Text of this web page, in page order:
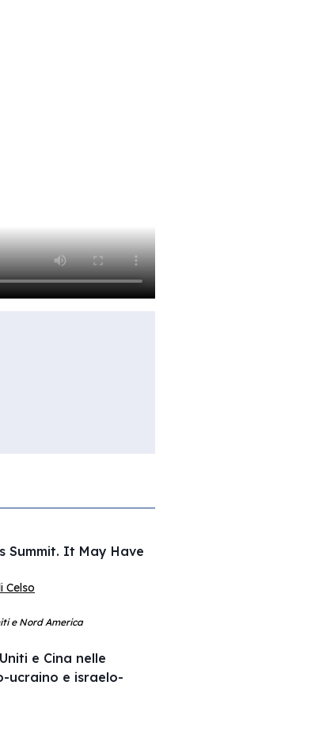
Summit. It May Have
Celso
e Nord America
e Cina nelle
ucraino e israelo-